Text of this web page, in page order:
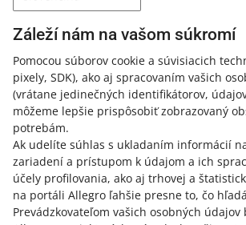
Záleží nám na vašom súkromí
Pomocou súborov cookie a súvisiacich
pixely, SDK), ako aj spracovaním vašich
(vrátane jedinečných identifikátorov,
môžeme lepšie prispôsobiť zobrazovaný
potrebám.
Ak udelíte súhlas s ukladaním informácií
zariadení a prístupom k údajom a ich
účely profilovania, ako aj trhovej a
na portáli Allegro ľahšie presne to, čo
Prevádzkovateľom vašich osobných
Na odstránenie kupujúceho zo záložky
[odstrániť] vedľa jeho prihlasovacieho
Často kladené otázky
Môžem medzi svojich neaktívnych
kupujúceho, ktorý odo mňa nič
Nie. Ak kupujúci od vás nič nekúpil,
opodstatnený dôvod na odmietnutie
Bude kupujúci informovaný, keď ho
zoznam svojich neaktívnych?